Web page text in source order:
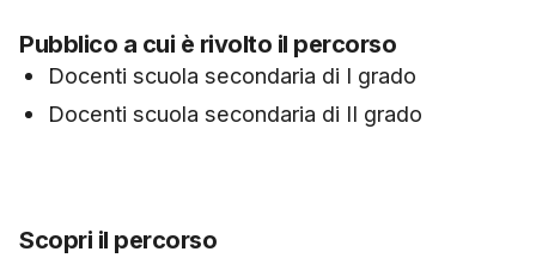
Pubblico a cui è rivolto il percorso
Docenti scuola secondaria di I grado
Docenti scuola secondaria di II grado
Scopri il percorso